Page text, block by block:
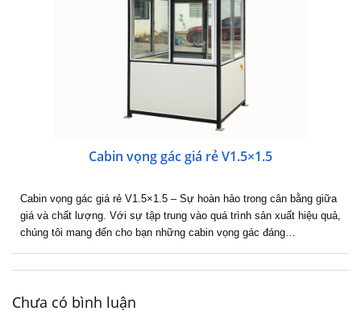
Cabin vọng gác giá rẻ V1.5×1.5
Cabin vọng gác giá rẻ V1.5×1.5 – Sự hoàn hảo trong cân bằng giữa
giá và chất lượng. Với sự tập trung vào quá trình sản xuất hiệu quả,
chúng tôi mang đến cho bạn những cabin vọng gác đáng…
Chưa có bình luận